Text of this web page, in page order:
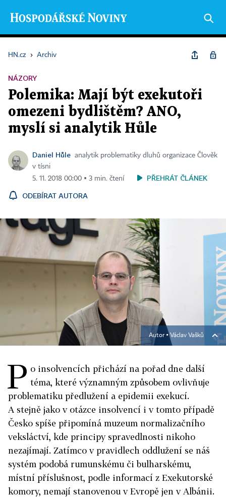
HN.cz › Archiv
NÁZORY
Polemika: Mají být exekutoři
omezeni bydlištěm? ANO,
myslí si analytik Hůle
Daniel Hůle analytik problematiky dluhů organizace Člověk
v tísni
5. 11. 2018 00:00 ▪ 3 min. čtení
PŘEHRÁT ČLÁNEK
ODEBÍRAT AUTORA
Autor ▪Václav Vašků
P o insolvencích přichází na pořad dne další
téma, které významným způsobem ovlivňuje
problematiku předlužení a epidemii exekucí.
A stejně jako v otázce insolvencí i v tomto případě
Česko spíše připomíná muzeum normalizačního
veksláctví, kde principy spravedlnosti nikoho
nezajímají. Zatímco v pravidlech oddlužení se náš
systém podobá rumunskému či bulharskému,
místní příslušnost, podle informací z Exekutorské
komory, nemají stanovenou v Evropě jen v Albánii.